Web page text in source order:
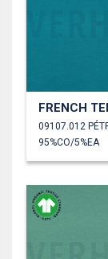
09107.012
95%CO/5%EA